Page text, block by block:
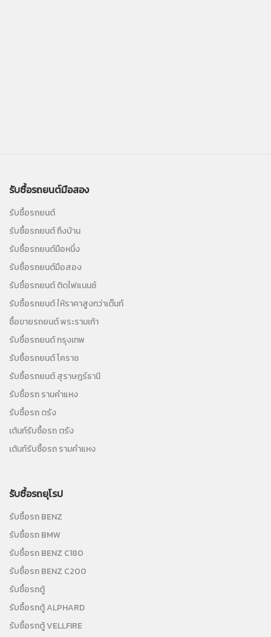
รับซื้อรถยนต์มือสอง
รับซื้อรถยนต์
รับซื้อรถยนต์ ถึงบ้าน
รับซื้อรถยนต์มือหนึ่ง
รับซื้อรถยนต์มือสอง
รับซื้อรถยนต์ ติดไฟแนนซ์
รับซื้อรถยนต์ ให้ราคาสูงกว่าเต๊นท์
ซื้อขายรถยนต์ พระรามเก้า
รับซื้อรถยนต์ กรุงเทพ
รับซื้อรถยนต์ โคราช
รับซื้อรถยนต์ สุราษฎร์ธานี
รับซื้อรถ รามคำแหง
รับซื้อรถ ตรัง
เต้นท์รับซื้อรถ ตรัง
เต้นท์รับซื้อรถ รามคำแหง
รับซื้อรถยุโรป
รับซื้อรถ BENZ
รับซื้อรถ BMW
รับซื้อรถ BENZ C180
รับซื้อรถ BENZ C200
รับซื้อรถตู้
รับซื้อรถตู้ ALPHARD
รับซื้อรถตู้ VELLFIRE